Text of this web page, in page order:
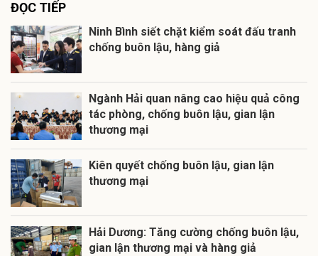
ĐỌC TIẾP
Ninh Bình siết chặt kiểm soát đấu tranh
chống buôn lậu, hàng giả
Ngành Hải quan nâng cao hiệu quả công
tác phòng, chống buôn lậu, gian lận
thương mại
Kiên quyết chống buôn lậu, gian lận
thương mại
Hải Dương: Tăng cường chống buôn lậu,
gian lận thương mại và hàng giả